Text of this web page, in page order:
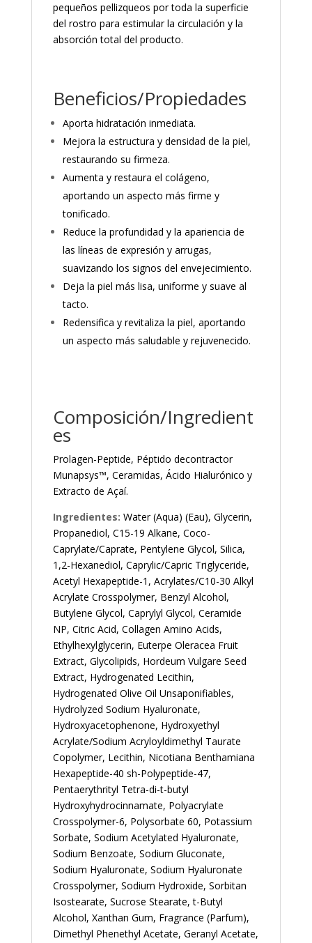
pequeños pellizqueos por toda la superficie
del rostro para estimular la circulación y la
absorción total del producto.
Beneficios/Propiedades
Aporta hidratación inmediata.
Mejora la estructura y densidad de la piel,
restaurando su firmeza.
Aumenta y restaura el colágeno,
aportando un aspecto más firme y
tonificado.
Reduce la profundidad y la apariencia de
las líneas de expresión y arrugas,
suavizando los signos del envejecimiento.
Deja la piel más lisa, uniforme y suave al
tacto.
Redensifica y revitaliza la piel, aportando
un aspecto más saludable y rejuvenecido.
Composición/Ingredient
es
Prolagen-Peptide, Péptido decontractor
Munapsys™, Ceramidas, Ácido Hialurónico y
Extracto de Açaí.
Ingredientes: Water (Aqua) (Eau), Glycerin,
Propanediol, C15-19 Alkane, Coco-
Caprylate/Caprate, Pentylene Glycol, Silica,
1,2-Hexanediol, Caprylic/Capric Triglyceride,
Acetyl Hexapeptide-1, Acrylates/C10-30 Alkyl
Acrylate Crosspolymer, Benzyl Alcohol,
Butylene Glycol, Caprylyl Glycol, Ceramide
NP, Citric Acid, Collagen Amino Acids,
Ethylhexylglycerin, Euterpe Oleracea Fruit
Extract, Glycolipids, Hordeum Vulgare Seed
Extract, Hydrogenated Lecithin,
Hydrogenated Olive Oil Unsaponifiables,
Hydrolyzed Sodium Hyaluronate,
Hydroxyacetophenone, Hydroxyethyl
Acrylate/Sodium Acryloyldimethyl Taurate
Copolymer, Lecithin, Nicotiana Benthamiana
Hexapeptide-40 sh-Polypeptide-47,
Pentaerythrityl Tetra-di-t-butyl
Hydroxyhydrocinnamate, Polyacrylate
Crosspolymer-6, Polysorbate 60, Potassium
Sorbate, Sodium Acetylated Hyaluronate,
Sodium Benzoate, Sodium Gluconate,
Sodium Hyaluronate, Sodium Hyaluronate
Crosspolymer, Sodium Hydroxide, Sorbitan
Isostearate, Sucrose Stearate, t-Butyl
Alcohol, Xanthan Gum, Fragrance (Parfum),
Dimethyl Phenethyl Acetate, Geranyl Acetate,